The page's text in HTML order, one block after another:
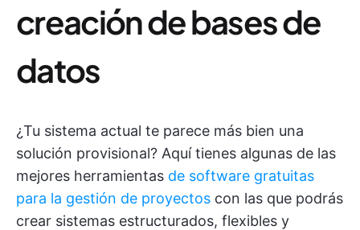
creación de bases de
datos
¿Tu sistema actual te parece más bien una
solución provisional? Aquí tienes algunas de las
mejores herramientas de software gratuitas
para la gestión de proyectos con las que podrás
crear sistemas estructurados, flexibles y